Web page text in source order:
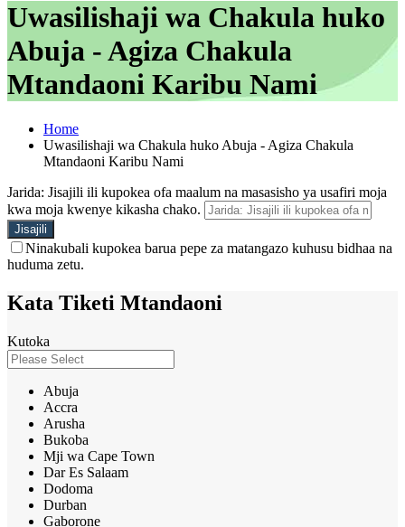
Uwasilishaji wa Chakula huko
Abuja - Agiza Chakula
Mtandaoni Karibu Nami
Home
Uwasilishaji wa Chakula huko Abuja - Agiza Chakula
Mtandaoni Karibu Nami
Jarida: Jisajili ili kupokea ofa maalum na masasisho ya usafiri moja
kwa moja kwenye kikasha chako.
Ninakubali kupokea barua pepe za matangazo kuhusu bidhaa na
huduma zetu.
Kata Tiketi Mtandaoni
Kutoka
Abuja
Accra
Arusha
Bukoba
Mji wa Cape Town
Dar Es Salaam
Dodoma
Durban
Gaborone